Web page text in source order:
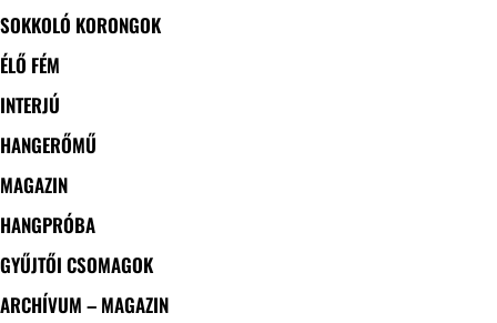
SOKKOLÓ KORONGOK
ÉLŐ FÉM
INTERJÚ
HANGERŐMŰ
MAGAZIN
HANGPRÓBA
GYŰJTŐI CSOMAGOK
ARCHÍVUM – MAGAZIN